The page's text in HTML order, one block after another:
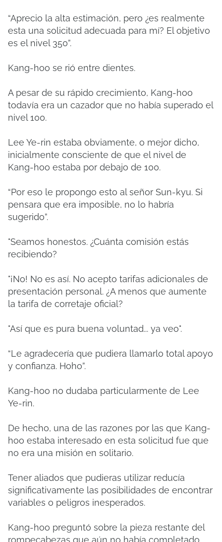
“Aprecio la alta estimación, pero ¿es realmente
esta una solicitud adecuada para mí? El objetivo
es el nivel 350”.
Kang-hoo se rió entre dientes.
A pesar de su rápido crecimiento, Kang-hoo
todavía era un cazador que no había superado el
nivel 100.
Lee Ye-rin estaba obviamente, o mejor dicho,
inicialmente consciente de que el nivel de
Kang-hoo estaba por debajo de 100.
“Por eso le propongo esto al señor Sun-kyu. Si
pensara que era imposible, no lo habría
sugerido”.
"Seamos honestos. ¿Cuánta comisión estás
recibiendo?
"¡No! No es así. No acepto tarifas adicionales de
presentación personal. ¿A menos que aumente
la tarifa de corretaje oficial?
"Así que es pura buena voluntad... ya veo".
“Le agradecería que pudiera llamarlo total apoyo
y confianza. Hoho”.
Kang-hoo no dudaba particularmente de Lee
Ye-rin.
De hecho, una de las razones por las que Kang-
hoo estaba interesado en esta solicitud fue que
no era una misión en solitario.
Tener aliados que pudieras utilizar reducía
significativamente las posibilidades de encontrar
variables o peligros inesperados.
Kang-hoo preguntó sobre la pieza restante del
rompecabezas que aún no había completado.